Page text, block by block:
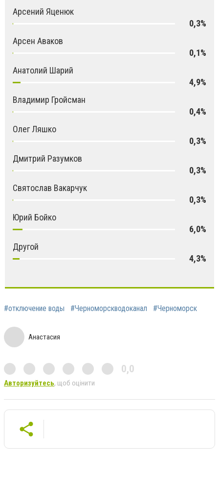
Арсений Яценюк
0,3%
Арсен Аваков
0,1%
Анатолий Шарий
4,9%
Владимир Гройсман
0,4%
Олег Ляшко
0,3%
Дмитрий Разумков
0,3%
Святослав Вакарчук
0,3%
Юрий Бойко
6,0%
Другой
4,3%
#отключение воды #Черноморскводоканал #Черноморск
Анастасия
0,0
Авторизуйтесь, щоб оцінити